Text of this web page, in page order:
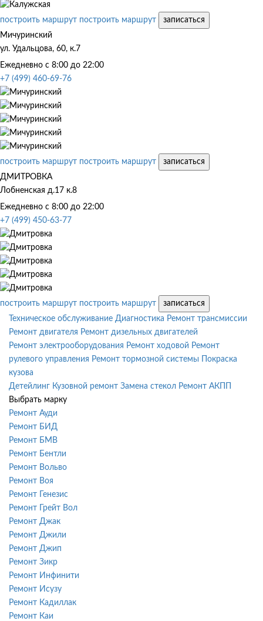
построить маршрут построить маршрут
записаться
Мичуринский
ул. Удальцова, 60, к.7
Ежедневно с 8:00 до 22:00
+7 (499) 460-69-76
построить маршрут построить маршрут
записаться
ДМИТРОВКА
Лобненская д.17 к.8
Ежедневно с 8:00 до 22:00
+7 (499) 450-63-77
построить маршрут построить маршрут
записаться
Техническое обслуживание Диагностика Ремонт трансмиссии
Ремонт двигателя Ремонт дизельных двигателей
Ремонт электрооборудования Ремонт ходовой Ремонт
рулевого управления Ремонт тормозной системы
Покраска
кузова
Детейлинг Кузовной ремонт Замена стекол Ремонт АКПП
Выбрать марку
Ремонт Ауди
Ремонт БИД
Ремонт БМВ
Ремонт Бентли
Ремонт Вольво
Ремонт Воя
Ремонт Генезис
Ремонт Грейт Вол
Ремонт Джак
Ремонт Джили
Ремонт Джип
Ремонт Зикр
Ремонт Инфинити
Ремонт Исузу
Ремонт Кадиллак
Ремонт Каи